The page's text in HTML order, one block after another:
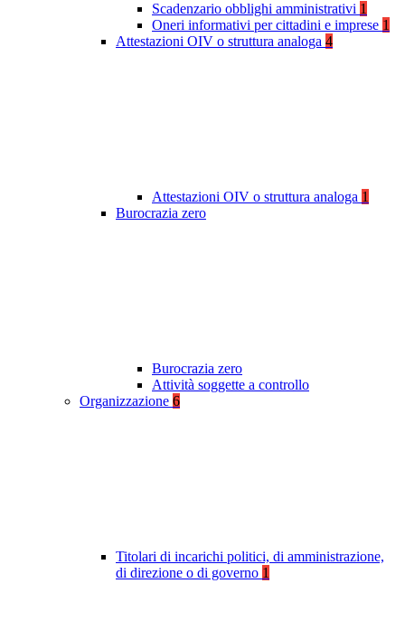
Scadenzario obblighi amministrativi 1
Oneri informativi per cittadini e imprese 1
Attestazioni OIV o struttura analoga 4
Attestazioni OIV o struttura analoga 1
Burocrazia zero
Burocrazia zero
Attività soggette a controllo
Organizzazione 6
Titolari di incarichi politici, di amministrazione,
di direzione o di governo 1